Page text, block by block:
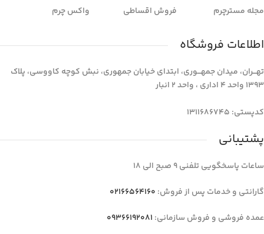
مجله مسترچرم
فروش اقساطی
واکس چرم
اطلاعات فروشگاه
تهـــران، میدان جمهـــوری، ابتدای خیابان جمهوری، نبش کوچه کاووسی، پلاک
1393 واحد 4 اداری ، واحد 2 انبار
کدپستی: 1311686745
پشتیبانی
ساعات پاسخگویی تلفنی 9 صبح الی 18
گارانتی و خدمات پس از فروش: 02166564160
عمده فروشی و فروش سازمانی: 09366192081